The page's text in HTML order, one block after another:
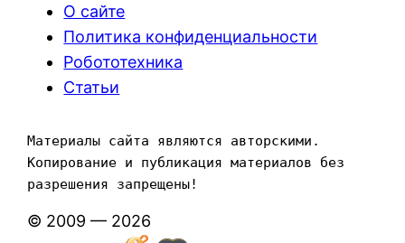
О сайте
Политика конфиденциальности
Робототехника
Статьи
Материалы сайта являются авторскими.
Копирование и публикация материалов без
разрешения запрещены!
© 2009 — 2026